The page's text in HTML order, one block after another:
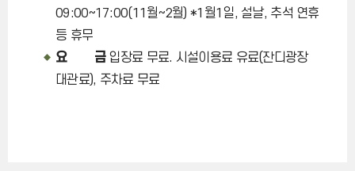
09:00~17:00(11월~2월) *1월1일, 설날, 추석 연휴
등 휴무
요 금입장료 무료. 시설이용료 유료(잔디광장
대관료), 주차료 무료